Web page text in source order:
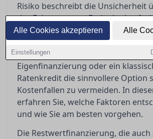
Alle Cookies akzeptieren Alle
Einstellungen
Risiko beschreibt die Unsicherheit
des Fahrzeugs am Ende der
Kilometerüberschreitungen noch
finanzielle Auswirkungen haben
stehen somit vor der
Eigenfinanzierung oder ein
Ratenkredit die sinnvollere Option
Kostenfallen zu vermeiden. In
erfahren Sie, welche Faktoren
und wie Sie am besten vorgehen.
Die Restwertfinanzierung, die auch